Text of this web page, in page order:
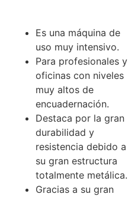
Es una máquina de
uso muy intensivo.
Para profesionales y
oficinas con niveles
muy altos de
encuadernación.
Destaca por la gran
durabilidad y
resistencia debido a
su gran estructura
totalmente metálica.
Gracias a su gran